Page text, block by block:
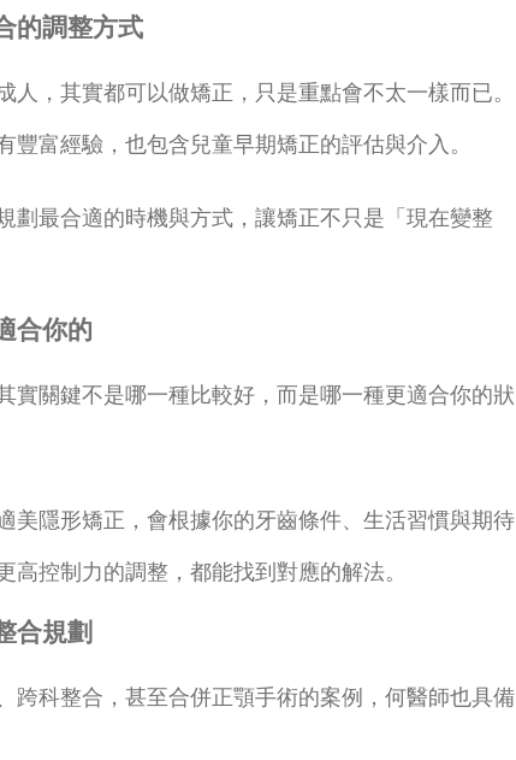
的調整方式
，其實都可以做矯正，只是重點會不太一樣而已。
富經驗，也包含兒童早期矯正的評估與介入。
劃最合適的時機與方式，讓矯正不只是「現在變整
合你的
實關鍵不是哪一種比較好，而是哪一種更適合你的狀
美隱形矯正，會根據你的牙齒條件、生活習慣與期待
控制力的調整，都能找到對應的解法。
合規劃
跨科整合，甚至合併正顎手術的案例，何醫師也具備